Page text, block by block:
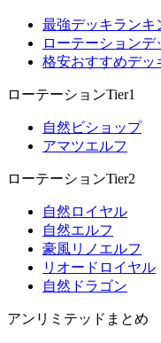
最強デッキランキ
ローテーションデ
格安おすすめデッ
ローテーションTier1
自然ビショップ
アマツエルフ
ローテーションTier2
自然ロイヤル
自然エルフ
豪風リノエルフ
リオードロイヤル
自然ドラゴン
アンリミテッドまとめ